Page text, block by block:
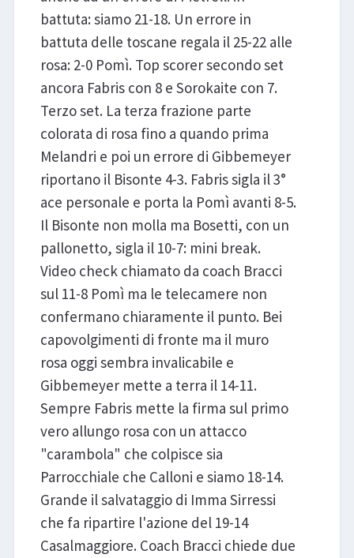
battuta: siamo 21-18. Un errore in
battuta delle toscane regala il 25-22 alle
rosa: 2-0 Pomì. Top scorer secondo set
ancora Fabris con 8 e Sorokaite con 7.
Terzo set. La terza frazione parte
colorata di rosa fino a quando prima
Melandri e poi un errore di Gibbemeyer
riportano il Bisonte 4-3. Fabris sigla il 3°
ace personale e porta la Pomì avanti 8-5.
Il Bisonte non molla ma Bosetti, con un
pallonetto, sigla il 10-7: mini break.
Video check chiamato da coach Bracci
sul 11-8 Pomì ma le telecamere non
confermano chiaramente il punto. Bei
capovolgimenti di fronte ma il muro
rosa oggi sembra invalicabile e
Gibbemeyer mette a terra il 14-11.
Sempre Fabris mette la firma sul primo
vero allungo rosa con un attacco
"carambola" che colpisce sia
Parrocchiale che Calloni e siamo 18-14.
Grande il salvataggio di Imma Sirressi
che fa ripartire l'azione del 19-14
Casalmaggiore. Coach Bracci chiede due